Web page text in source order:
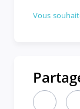
Vous